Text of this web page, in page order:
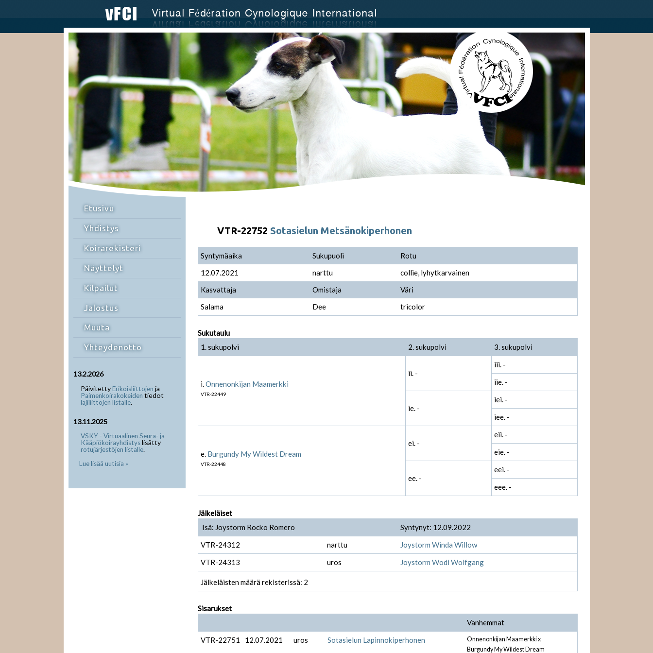
Etusivu
Yhdistys
Koirarekisteri
Näyttelyt
Kilpailut
Jalostus
Muuta
Yhteydenotto
13.2.2026
PäivitettyErikoisliittojen ja
Paimenkoirakokeiden tiedot
lajiliittojen listalle.
13.11.2025
VSKY - Virtuaalinen Seura- ja
Kääpiökoirayhdistyslisätty
rotujärjestöjen listalle.
Lue lisää uutisia »
VTR-22752 Sotasielun Metsänokiperhonen
Syntymäaika Sukupuoli
Rotu
12.07.2021
narttu
collie, lyhytkarvainen
Kasvattaja
Omistaja
Väri
Salama
Dee tricolor
Sukutaulu
1. sukupolvi
2. sukupolvi 3. sukupolvi
i.Onnenonkijan Maamerkki
VTR-22449
ii. -
iii. -
iie. -
ie. -
iei. -
iee. -
e. Burgundy My Wildest Dream
VTR-22448
ei. -
eii. -
eie. -
ee. -
eei. -
eee. -
Jälkeläiset
Isä: Joystorm Rocko Romero
Syntynyt: 12.09.2022
VTR-24312
narttu
Joystorm Winda Willow
VTR-24313
uros Joystorm Wodi Wolfgang
Jälkeläisten määrä rekisterissä: 2
Sisarukset
Vanhemmat
VTR-22751
12.07.2021 uros Sotasielun Lapinnokiperhonen
Onnenonkijan Maamerkki x
Burgundy My Wildest Dream